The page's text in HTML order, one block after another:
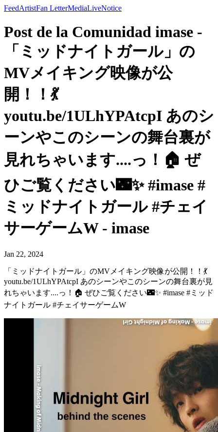
FeedArtistFan LetterMediaLiveNotice
Post de la Comunidad imase -
「ミッドナイトガール」の
MVメイキング映像が公
開！！💃
youtu.be/1ULhYPAtcpI あのシ
ーンやこのシーンの舞台裏が
見れちゃいます....っ！🏠 ぜ
ひご覧ください🌃✨ #imase #
ミッドナイトガール #チェイ
サーゲームW - imase
Jan 22, 2024
「ミッドナイトガール」のMVメイキング映像が公開！！💃
youtu.be/1ULhYPAtcpI あのシーンやこのシーンの舞台裏が見
れちゃいます....っ！🏠 ぜひご覧ください🌃✨ #imase #ミッド
ナイトガール #チェイサーゲームW